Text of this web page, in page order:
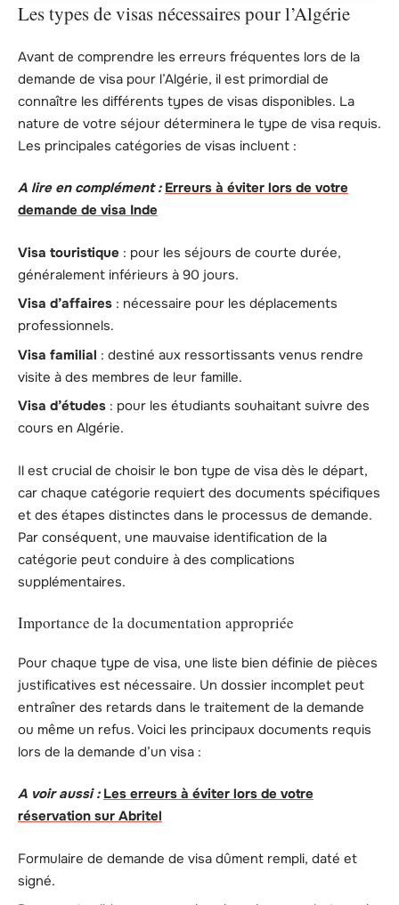
Les types de visas nécessaires pour l’Algérie
Avant de comprendre les erreurs fréquentes lors de la
demande de visa pour l’Algérie, il est primordial de
connaître les différents types de visas disponibles. La
nature de votre séjour déterminera le type de visa requis.
Les principales catégories de visas incluent :
A lire en complément : Erreurs à éviter lors de votre
demande de visa Inde
Visa touristique : pour les séjours de courte durée,
généralement inférieurs à 90 jours.
Visa d’affaires : nécessaire pour les déplacements
professionnels.
Visa familial : destiné aux ressortissants venus rendre
visite à des membres de leur famille.
Visa d’études : pour les étudiants souhaitant suivre des
cours en Algérie.
Il est crucial de choisir le bon type de visa dès le départ,
car chaque catégorie requiert des documents spécifiques
et des étapes distinctes dans le processus de demande.
Par conséquent, une mauvaise identification de la
catégorie peut conduire à des complications
supplémentaires.
Importance de la documentation appropriée
Pour chaque type de visa, une liste bien définie de pièces
justificatives est nécessaire. Un dossier incomplet peut
entraîner des retards dans le traitement de la demande
ou même un refus. Voici les principaux documents requis
lors de la demande d’un visa :
A voir aussi : Les erreurs à éviter lors de votre
réservation sur Abritel
Formulaire de demande de visa dûment rempli, daté et
signé.